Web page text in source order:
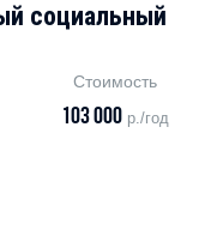
социальный
Стоимость
103 000 р./год